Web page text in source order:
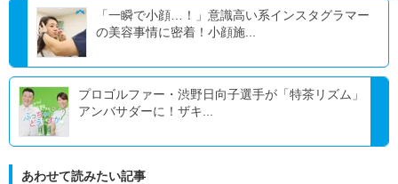
「一瞬で小顔…！」意識高い系インスタグラマー
の美容事情に密着！小顔施...
プロゴルファー・渋野日向子選手が「特茶リズム」
アンバサダーに！ザキ...
あわせて読みたい記事